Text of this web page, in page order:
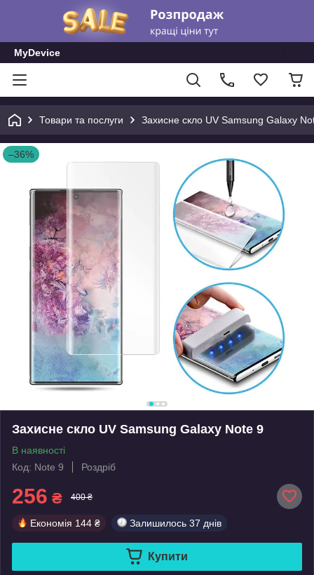
MyDevice
Товари та послуги Захисне скло UV Samsung Galaxy
–36%
Захисне скло UV Samsung Galaxy Note 9
В наявності
Код: Note 9
Роздріб
256 ₴ 400 ₴
Економія 144 ₴ Залишилось 37 днів
Купити